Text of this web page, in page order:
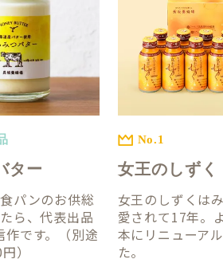
ター
パンのお供総
ら、代表出品
作です。（別途
）
No.1
女王のしずく
女王のしずくは
愛されて17年。
本にリニューア
た。